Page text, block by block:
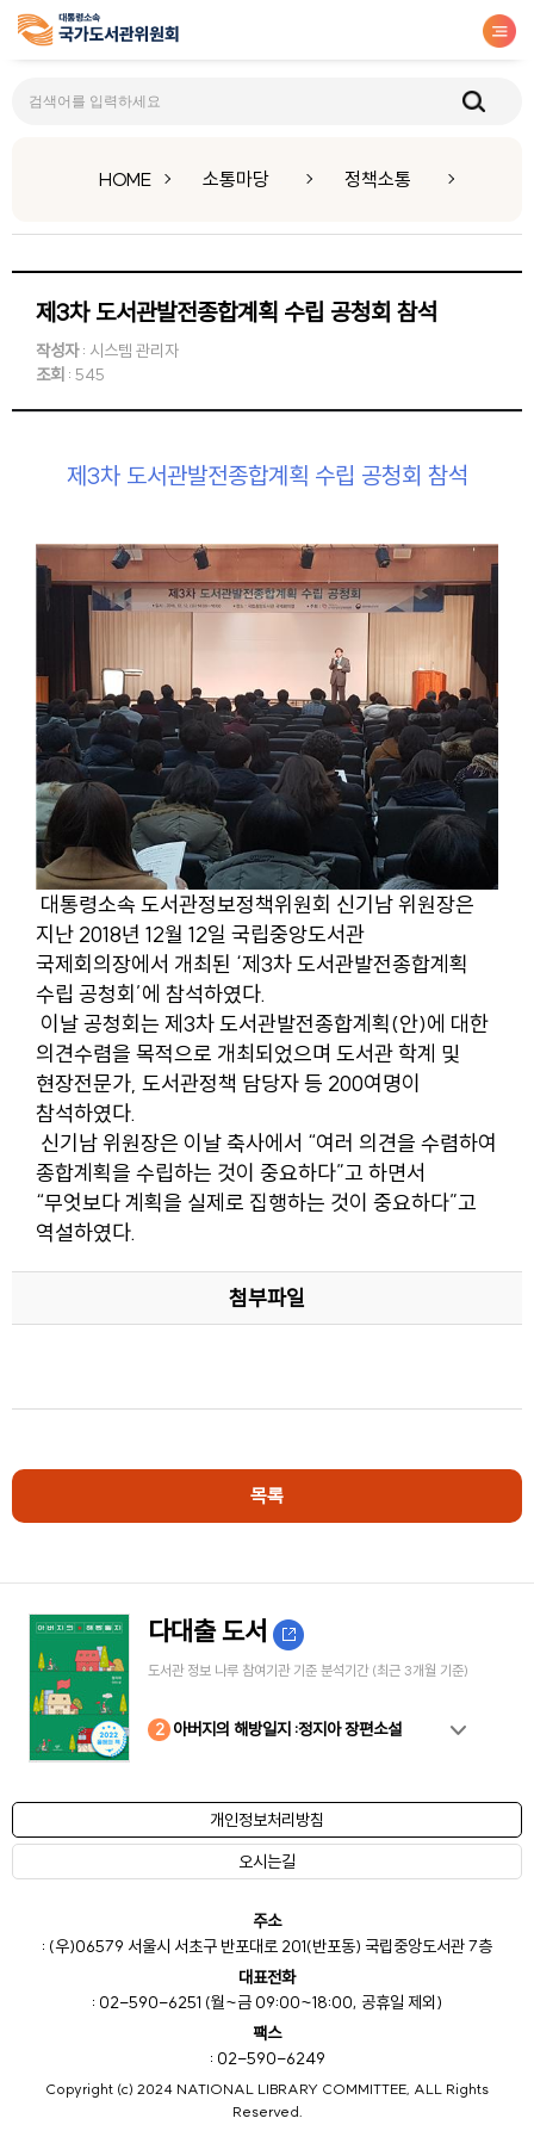
HOME 소통마당 정책소통
제3차 도서관발전종합계획 수립 공청회 참석
작성자: 시스템 관리자
조회 : 545
제3차 도서관발전종합계획 수립 공청회 참석
대통령소속 도서관정보정책위원회 신기남 위원장은
지난 2018년 12월 12일 국립중앙도서관
국제회의장에서 개최된 ‘제3차 도서관발전종합계획
수립 공청회’에 참석하였다.
이날 공청회는 제3차 도서관발전종합계획(안)에 대한
의견수렴을 목적으로 개최되었으며 도서관 학계 및
현장전문가, 도서관정책 담당자 등 200여명이
참석하였다.
신기남 위원장은 이날 축사에서 “여러 의견을 수렴하여
종합계획을 수립하는 것이 중요하다”고 하면서
“무엇보다 계획을 실제로 집행하는 것이 중요하다”고
역설하였다.
첨부파일
목록
다대출 도서
도서관 정보 나루 참여기관 기준 분석기간 (최근 3개월 기준)
1
2 아버지의 해방일지 :정지아 장편소설
3
4
5
6
7
8
9
10
개인정보처리방침
오시는길
주소
: (우)06579 서울시 서초구 반포대로 201(반포동) 국립중앙도서관 7층
대표전화
: 02-590-6251 (월~금 09:00~18:00, 공휴일 제외)
팩스
: 02-590-6249
Copyright (c) 2024 NATIONAL LIBRARY COMMITTEE, ALL Rights
Reserved.